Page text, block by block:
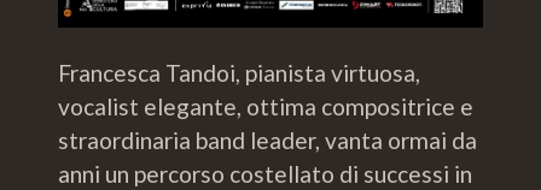
Francesca Tandoi, pianista virtuosa,
vocalist elegante, ottima compositrice e
straordinaria band leader, vanta ormai da
anni un percorso costellato di successi in